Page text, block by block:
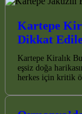
Kartepe
Dikkat
Kartepe Kiralık
eşsiz doğa
herkes için kritik